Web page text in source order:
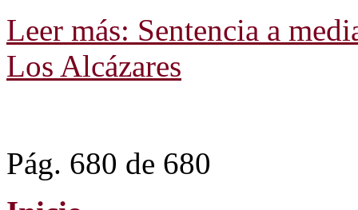
Leer más: Sentencia a
Los Alcázares
Pág. 680 de 680